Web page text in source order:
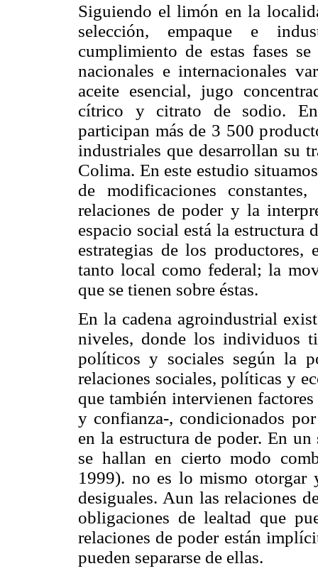
Siguiendo el limón en la
selección, empaque e
cumplimiento de estas fases
nacionales e internacionales
aceite esencial, jugo
cítrico y citrato de sodio.
participan más de 3 500
industriales que desarrollan su
Colima. En este estudio
de modificaciones
relaciones de poder y la
espacio social está la estructura
estrategias de los productores,
tanto local como federal; la
que se tienen sobre éstas.
En la cadena agroindustrial
niveles, donde los individuos
políticos y sociales según la
relaciones sociales, políticas y
que también intervienen
y confianza-, condicionados
en la estructura de poder. En
se hallan en cierto modo
1999). no es lo mismo otorgar
desiguales. Aun las relaciones
obligaciones de lealtad que
relaciones de poder están
pueden separarse de ellas.